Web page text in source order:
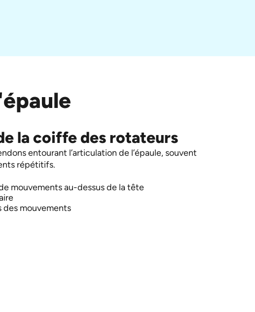
la coiffe des rotateurs
entourant l’articulation de l’épaule, souvent
répétitifs.
mouvements au-dessus de la tête
des mouvements